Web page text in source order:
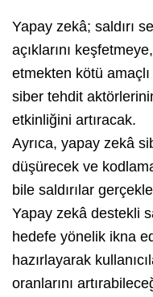
Yapay zekâ; saldırı
açıklarını
etmekten kötü
siber tehdit
etkinliğini artıracak.
Ayrıca, yapay zekâ
düşürecek ve
bile saldırılar
Yapay zekâ destekli
hedefe yönelik ikna
hazırlayarak
oranlarını